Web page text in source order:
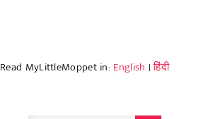
Read MyLittleMoppet in: English |हिंदी